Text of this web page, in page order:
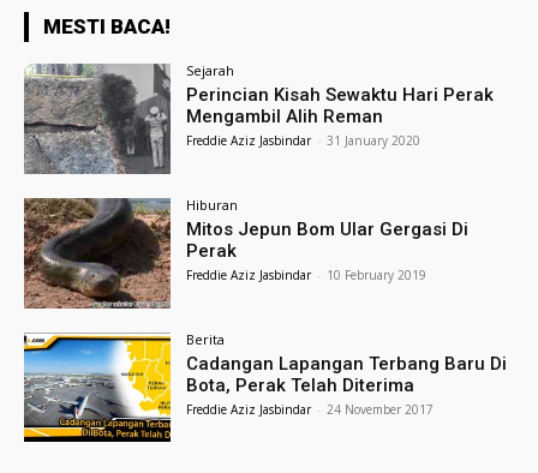
MESTI BACA!
Sejarah
Perincian Kisah Sewaktu Hari Perak
Mengambil Alih Reman
Freddie Aziz Jasbindar - 31 January 2020
Hiburan
Mitos Jepun Bom Ular Gergasi Di
Perak
Freddie Aziz Jasbindar - 10 February 2019
Berita
Cadangan Lapangan Terbang Baru Di
Bota, Perak Telah Diterima
Freddie Aziz Jasbindar - 24 November 2017